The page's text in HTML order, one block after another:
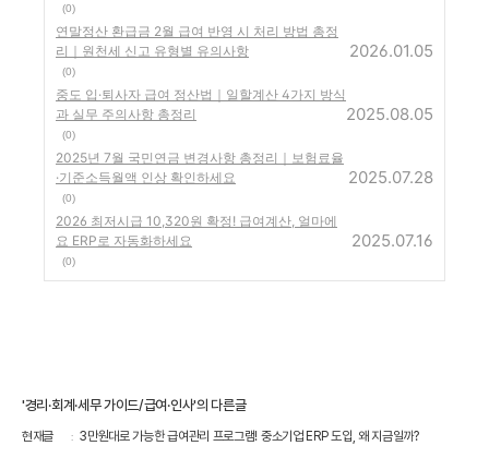
(0)
연말정산 환급금 2월 급여 반영 시 처리 방법 총정
리｜원천세 신고 유형별 유의사항
(0)
2026.01.05
중도 입·퇴사자 급여 정산법｜일할계산 4가지 방식
과 실무 주의사항 총정리
(0)
2025.08.05
2025년 7월 국민연금 변경사항 총정리｜보험료율
·기준소득월액 인상 확인하세요
(0)
2025.07.28
2026 최저시급 10,320원 확정! 급여계산, 얼마에
요 ERP로 자동화하세요
(0)
2025.07.16
'경리·회계·세무 가이드/급여·인사'의 다른글
현재글 3만원대로 가능한 급여관리 프로그램! 중소기업 ERP 도입, 왜 지금일까?